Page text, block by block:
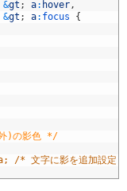
&gt ; a: hover ,
&gt ; a: focus
{
)の影色 */
/* 文字に影を追加設定